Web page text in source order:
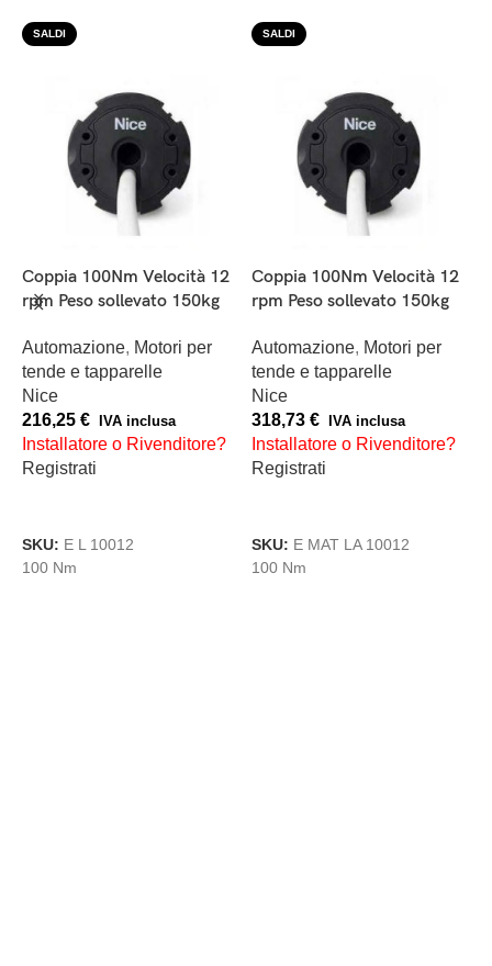
SALDI
Coppia 100Nm Velocità 12
rpm Peso sollevato 150kg
Automazione, Motori per
tende e tapparelle
Nice
216,25 € IVA inclusa
Installatore o Rivenditore?
Registrati
SKU: E L 10012
100 Nm
SALDI
Coppia 100Nm Velocità 12
rpm Peso sollevato 150kg
Automazione, Motori per
tende e tapparelle
Nice
318,73 € IVA inclusa
Installatore o Rivenditore?
Registrati
SKU: E MAT LA 10012
100 Nm